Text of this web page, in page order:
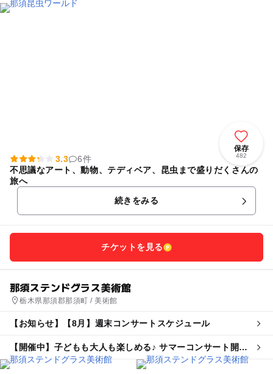
保存
482
3.3
6件
不思議なアート、動物、テディベア、昆虫まで盛りだくさんの
旅へ
続きをみる
チケットを見る
那須ステンドグラス美術館
栃木県那須郡那須町 / 美術館
【お知らせ】【8月】週末コンサートスケジュール
【開催中】子どもも大人も楽しめる♪ サマーコンサート開
催！